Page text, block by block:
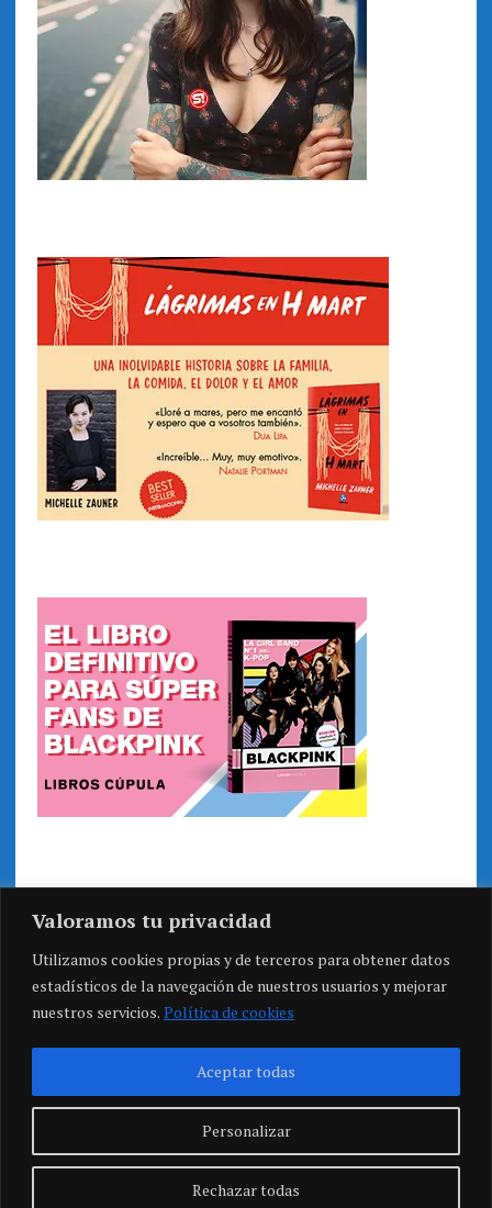
Valoramos tu privacidad
Utilizamos cookies propias y de terceros para obtener datos
estadísticos de la navegación de nuestros usuarios y mejorar
nuestros servicios. Política de cookies
Personalizar
Rechazar todas
Aceptar todas